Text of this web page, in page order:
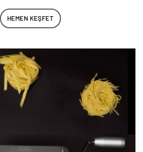
HEMEN KEŞFET